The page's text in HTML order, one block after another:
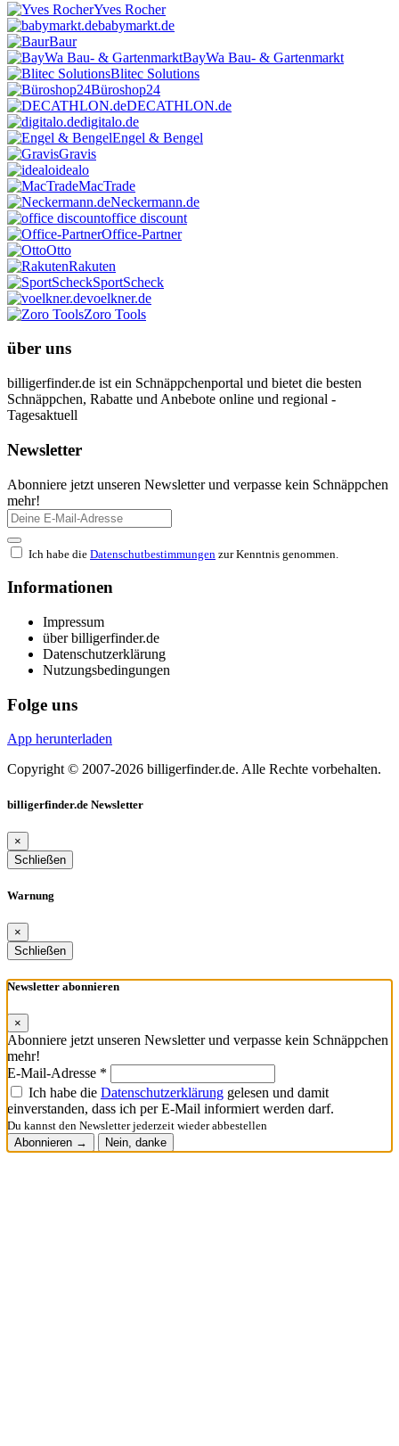
Yves Rocher
babymarkt.de
Baur
BayWa Bau- & Gartenmarkt
Blitec Solutions
Büroshop24
DECATHLON.de
digitalo.de
Engel & Bengel
Gravis
idealo
MacTrade
Neckermann.de
office discount
Office-Partner
Otto
Rakuten
SportScheck
voelkner.de
Zoro Tools
über uns
billigerfinder.de ist ein Schnäppchenportal und bietet die besten
Schnäppchen, Rabatte und Anbebote online und regional -
Tagesaktuell
Newsletter
Abonniere jetzt unseren Newsletter und verpasse kein Schnäppchen
mehr!
Ich habe die Datenschutbestimmungen zur Kenntnis genommen.
Informationen
Impressum
über billigerfinder.de
Datenschutzerklärung
Nutzungsbedingungen
Folge uns
App herunterladen
Copyright © 2007-2026 billigerfinder.de. Alle Rechte vorbehalten.
billigerfinder.de Newsletter
×
Schließen
Warnung
×
Schließen
Newsletter abonnieren
×
Abonniere jetzt unseren Newsletter und verpasse kein Schnäppchen
mehr!
E-Mail-Adresse *
Ich habe die Datenschutzerklärung gelesen und damit
einverstanden, dass ich per E-Mail informiert werden darf.
Du kannst den Newsletter jederzeit wieder abbestellen
Abonnieren →
Nein, danke